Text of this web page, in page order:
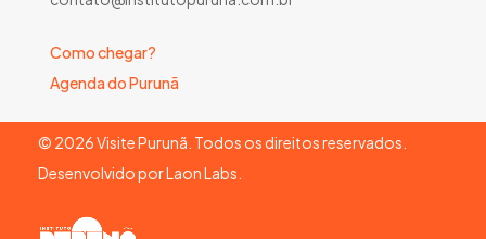
Como chegar?
Agenda do Purunã
© 2026Visite Purunã. Todos os direitos reservados.
Desenvolvido porLaon Labs